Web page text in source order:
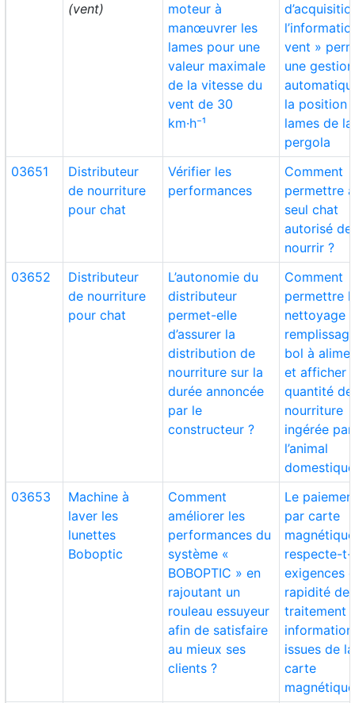
(vent)
moteur à
manœuvrer les
lames pour une
valeur maximale
de la vitesse du
vent de 30
km·h⁻¹
vent »
une gestion
la position
lames de la
pergola
03651
Distributeur
de nourriture
pour chat
Vérifier les
performances
Comment
permettre
seul chat
autorisé de
nourrir ?
03652
Distributeur
de nourriture
pour chat
L’autonomie du
distributeur
permet-elle
d’assurer la
distribution de
nourriture sur la
durée annoncée
par le
constructeur ?
Comment
permettre
nettoyage
bol à
et afficher
quantité de
nourriture
ingérée par
l’animal
03653
Machine à
laver les
lunettes
Boboptic
Comment
améliorer les
performances du
système «
BOBOPTIC » en
rajoutant un
rouleau essuyeur
afin de satisfaire
au mieux ses
clients ?
Le
par carte
magnétique
respecte-
exigences
rapidité de
traitement
issues de la
carte